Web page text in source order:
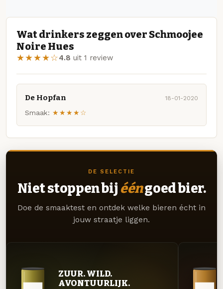
Wat drinkers zeggen over Schmoojee
Noire Hues
★★★★☆4.8 uit 1 review
De Hopfan 18-01-2020
Smaak: ★★★★☆
DE SELECTIE
Niet stoppen bij ééngoed bier.
Doe de smaaktest en ontdek welke bieren écht in
jouw straatje liggen.
ZUUR. WILD.
AVONTUURLIJK.